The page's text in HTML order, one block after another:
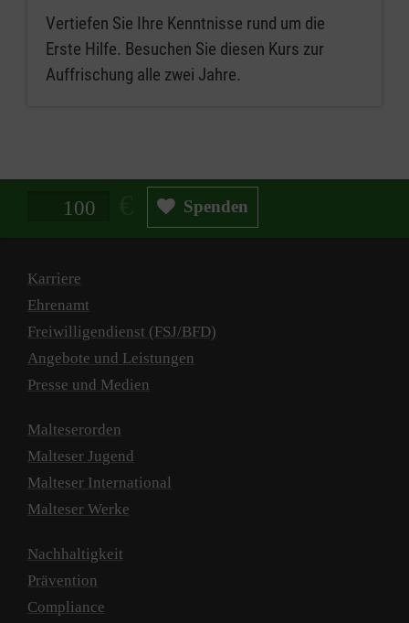
Vertiefen Sie Ihre Kenntnisse rund um die
Erste Hilfe. Besuchen Sie diesen Kurs zur
Auffrischung alle zwei Jahre.
Spendenbetrag in Euro Spenden
Karriere
Ehrenamt
Freiwilligendienst (FSJ/BFD)
Angebote und Leistungen
Presse und Medien
Malteserorden
Malteser Jugend
Malteser International
Malteser Werke
Nachhaltigkeit
Prävention
Compliance